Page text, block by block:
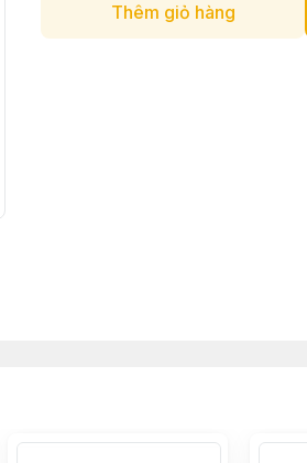
Thêm giỏ hàng